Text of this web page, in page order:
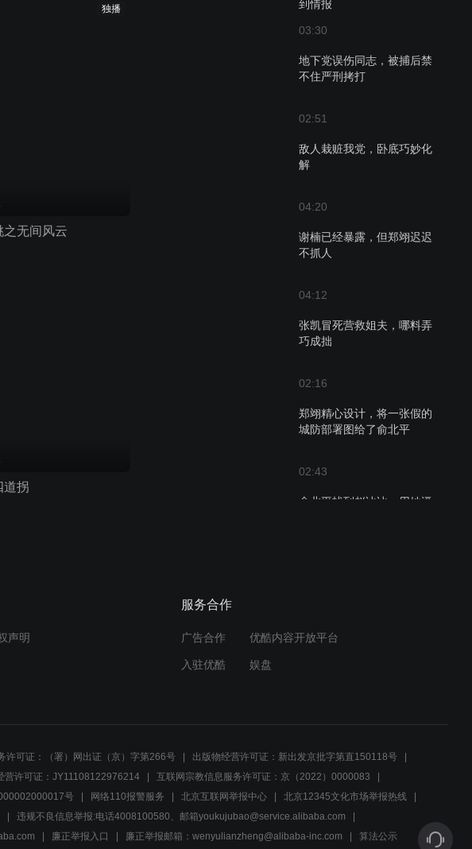
到情报
03:30
地下党误伤同志，被捕后禁
不住严刑拷打
02:51
敌人栽赃我党，卧底巧妙化
解
04:20
谢楠已经暴露，但郑翊迟迟
不抓人
04:12
张凯冒死营救姐夫，哪料弄
巧成拙
02:16
郑翊精心设计，将一张假的
城防部署图给了俞北平
02:43
俞北平找到赵冰冰，用她逼
如果你是清白的，那就证明
给他们看
独播
之无间风云
道拐
声明
服务合作
广告合作 优酷内容开放平台
入驻优酷 娱盘
许可证：（署）网出证（京）字第266号
出版物经营许可证：新出发京批字第直150118号
营许可证：JY11108122976214
互联网宗教信息服务许可证：京（2022）0000083
号 网络110报警服务 北京互联网举报中心
北京12345文化市场举报热线
违规不良信息举报:电话4008100580、邮箱youkujubao@service.alibaba.com
廉正举报入口 廉正举报邮箱：wenyulianzheng@alibaba-inc.com 算法公示